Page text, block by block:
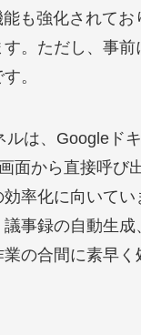
も強化されてお
。ただし、事前
。
ルは、Googleド
面から直接呼び
率化に向いてい
事録の自動生
の合間に素早く